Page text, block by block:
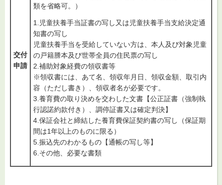
交付
申請
類を省略可。）
1.児童扶養手当証書の写し又は児童扶養手当支給決定通
知書の写し
児童扶養手当を受給していない方は、本人及び対象児童
の戸籍謄本及び世帯全員の住民票の写し
2.補助対象経費の領収書等
※領収書には、あて名、領収年月日、領収金額、取引内
容（ただし書き）、領収者名が必要です。
3.養育費の取り決めを交わした文書【公正証書（強制執
行認諾約款付き）、調停証書又は確定判決】
4.保証会社と締結した養育費保証契約書の写し（保証期
間は1年以上のものに限る）
5.振込先のわかるもの【通帳の写し等】
6.その他、必要な書類